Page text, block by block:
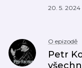
20. 5. 2024
O epizodě
Petr